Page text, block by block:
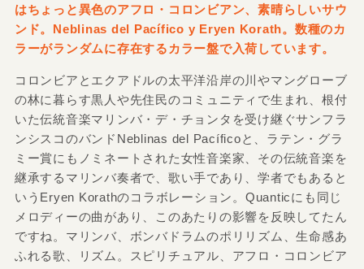
はちょっと異色のアフロ・コロンビアン、素晴らしいサウ
ンド。Neblinas del Pacífico y Eryen Korath。数種のカ
ラーがランダムに存在するカラー盤で入荷しています。
コロンビアとエクアドルの太平洋沿岸の川やマングローブ
の林に暮らす黒人や先住民のコミュニティで生まれ、根付
いた伝統音楽マリンバ・デ・チョンタを受け継ぐサンフラ
ンシスコのバンドNeblinas del Pacíficoと、ラテン・グラ
ミー賞にもノミネートされた女性音楽家、その伝統音楽を
継承するマリンバ奏者で、歌い手であり、学者でもあると
いうEryen Korathのコラボレーション。Quanticにも同じ
メロディーの曲があり、このあたりの影響を反映してたん
ですね。マリンバ、ボンバドラムのポリリズム、生命感あ
ふれる歌、リズム。スピリチュアル、アフロ・コロンビア